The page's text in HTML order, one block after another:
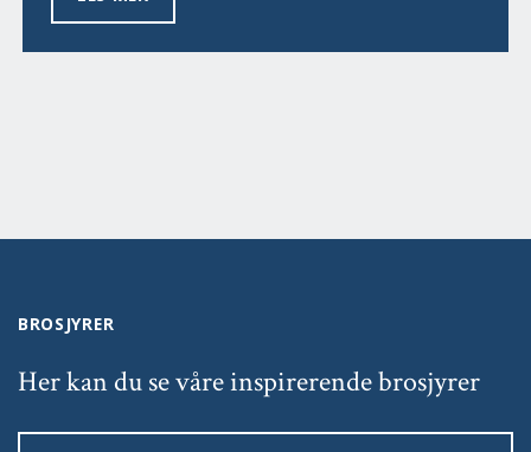
BROSJYRER
Her kan du se våre inspirerende brosjyrer